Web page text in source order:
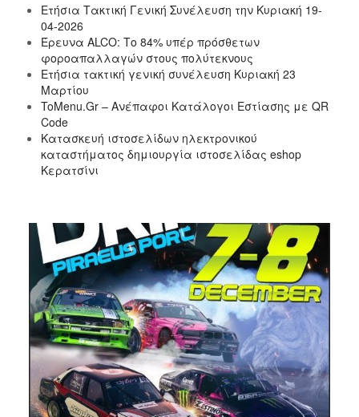
Ετήσια Τακτική Γενική Συνέλευση την Κυριακή 19-
04-2026
Έρευνα ALCO: Το 84% υπέρ πρόσθετων
φοροαπαλλαγών στους πολύτεκνους
Ετήσια τακτική γενική συνέλευση Κυριακή 23
Μαρτίου
ToMenu.Gr – Ανέπαφοι Κατάλογοι Εστίασης με QR
Code
Κατασκευή ιστοσελίδων ηλεκτρονικού
καταστήματος δημιουργία ιστοσελίδας eshop
Κερατσίνι